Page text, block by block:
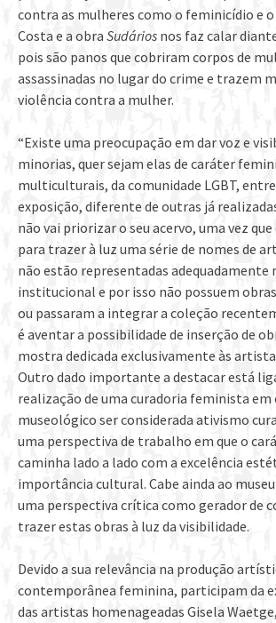
contra as mulheres como o feminicídio e
Costa e a obra Sudários nos faz calar
pois são panos que cobriram corpos de
assassinadas no lugar do crime e trazem
violência contra a mulher.
“Existe uma preocupação em dar voz e
minorias, quer sejam elas de caráter
multiculturais, da comunidade LGBT,
exposição, diferente de outras já
não vai priorizar o seu acervo, uma vez
para trazer à luz uma série de nomes de
não estão representadas adequadamente
institucional e por isso não possuem
ou passaram a integrar a coleção
é aventar a possibilidade de inserção de
mostra dedicada exclusivamente às
Outro dado importante a destacar está
realização de uma curadoria feminista
museológico ser considerada ativismo
uma perspectiva de trabalho em que o
caminha lado a lado com a excelência
importância cultural. Cabe ainda ao
uma perspectiva crítica como gerador de
trazer estas obras à luz da visibilidade.
Devido a sua relevância na produção
contemporânea feminina, participam da
das artistas homenageadas Gisela